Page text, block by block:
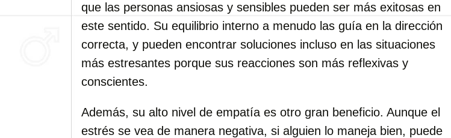
que las personas ansiosas y sensibles pueden ser más exitosas en
este sentido. Su equilibrio interno a menudo las guía en la dirección
correcta, y pueden encontrar soluciones incluso en las situaciones
más estresantes porque sus reacciones son más reflexivas y
conscientes.
Además, su alto nivel de empatía es otro gran beneficio. Aunque el
estrés se vea de manera negativa, si alguien lo maneja bien, puede